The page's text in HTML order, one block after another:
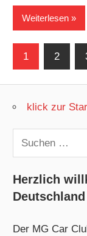
Weiterlesen
Beiträge
1 2
klick zur
Suchen
nach:
Herzlich
Deutschland
Der MG Car